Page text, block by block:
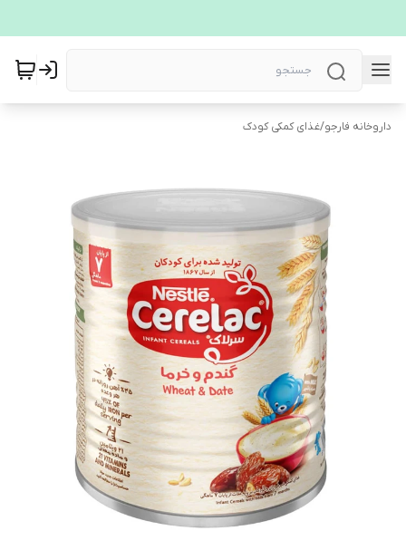
داروخانه فارجو/غذای کمکی کودک